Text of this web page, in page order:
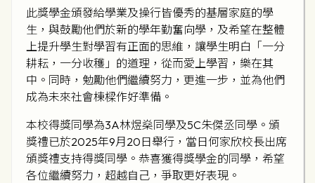
此獎學金頒發給學業及操行皆優秀的基層家庭的學
生，與鼓勵他們於新的學年勤奮向學，及希望在整體
上提升學生對學習有正面的思維，讓學生明白「一分
耕耘，一分收穫」的道理，從而愛上學習，樂在其
中。同時，勉勵他們繼續努力，更進一步，並為他們
成為未來社會棟樑作好準備。
本校得獎同學為3A林煜燊同學及5C朱傑丞同學。頒
獎禮已於2025年9月20日舉行，當日何家欣校長出席
頒獎禮支持得獎同學。恭喜獲得獎學金的同學，希望
各位繼續努力，超越自己，爭取更好表現。